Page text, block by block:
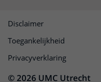
© 2026 UMC Utrecht
Disclaimer
Toegankelijkheid
Privacyverklaring